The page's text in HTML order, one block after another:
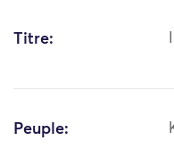
Titre:
Peuple: